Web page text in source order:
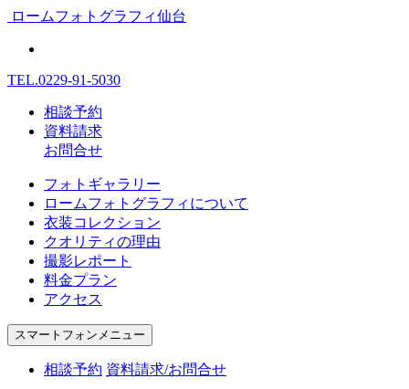
ロームフォトグラフィ仙台
TEL.0229-91-5030
相談予約
資料請求
お問合せ
フォトギャラリー
ロームフォトグラフィについて
衣装コレクション
クオリティの理由
撮影レポート
料金プラン
アクセス
スマートフォンメニュー
相談予約 資料請求/お問合せ